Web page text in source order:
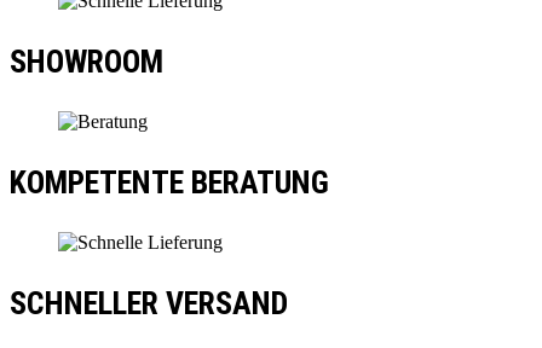
SHOWROOM
KOMPETENTE BERATUNG
SCHNELLER VERSAND